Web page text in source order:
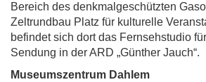
Bereich des denkmalgeschützten
Zeltrundbau Platz für kulturelle
befindet sich dort das Fernsehstudio
Sendung in der ARD „Günther Jauch“.
Museumszentrum Dahlem